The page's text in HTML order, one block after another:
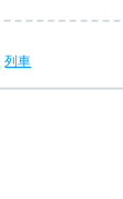
列車